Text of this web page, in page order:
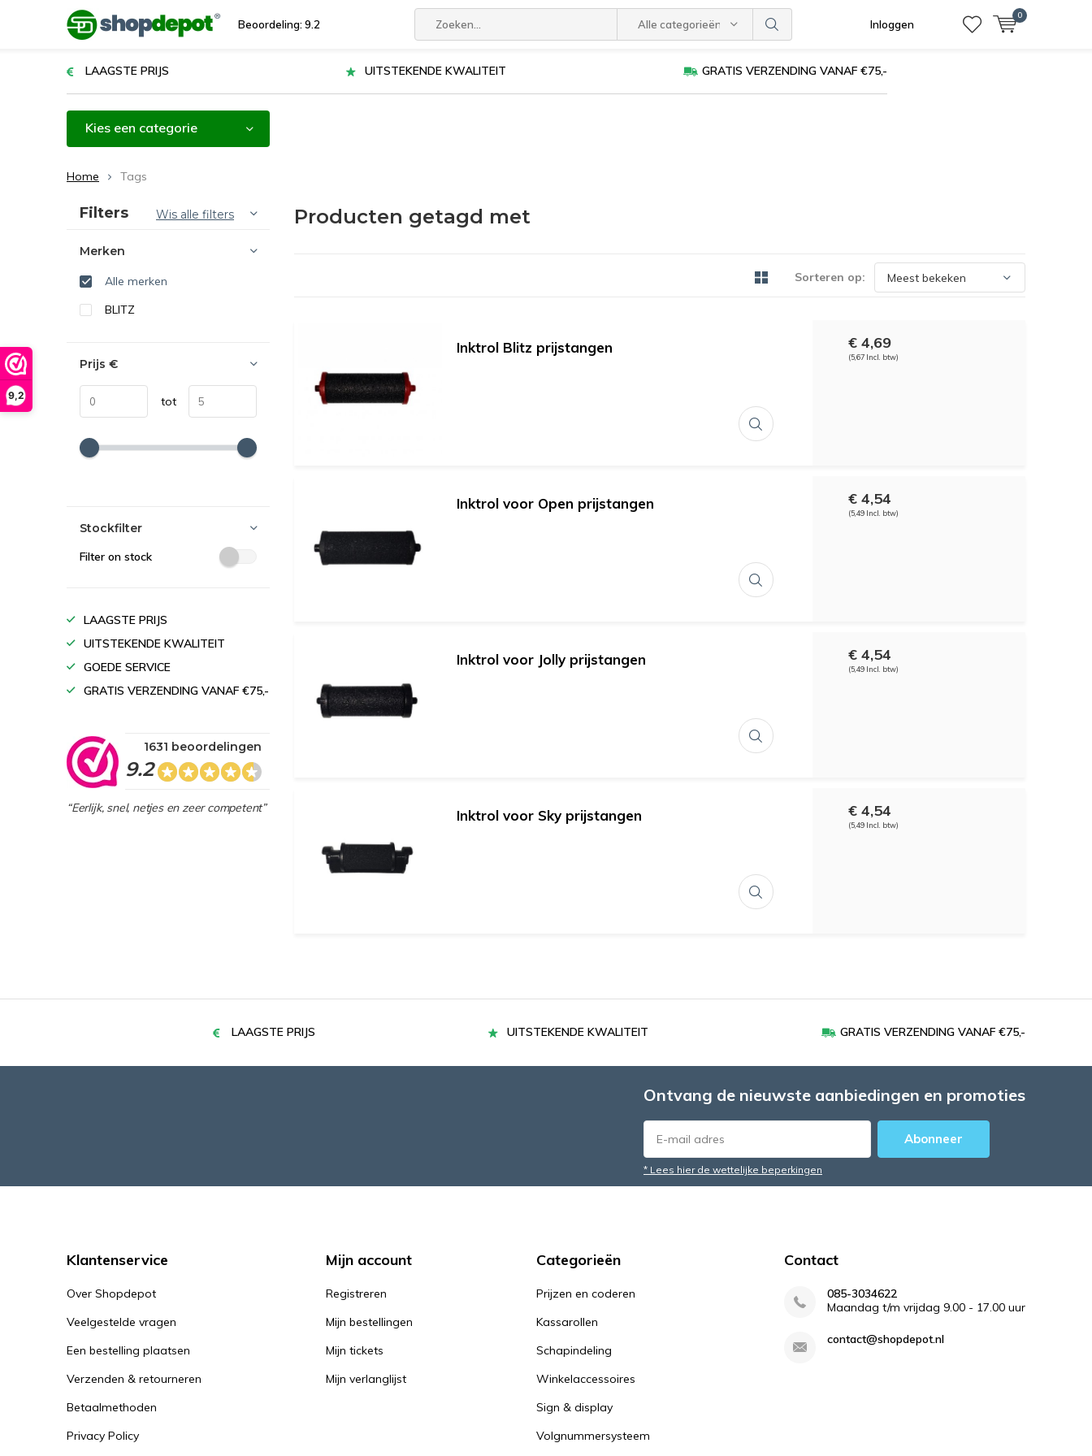
9,2
Beoordeling: 9.2 Alle categorieën Inloggen
0
LAAGSTE PRIJS UITSTEKENDE KWALITEIT GRATIS VERZENDING VANAF €75,-
Kies een categorie
Home Tags
Producten getagd met
Sorteren op:
Inktrol Blitz prijstangen € 4,69
(5,67 Incl. btw)
Inktrol voor Open prijstangen € 4,54
(5,49 Incl. btw)
Inktrol voor Jolly prijstangen € 4,54
(5,49 Incl. btw)
Inktrol voor Sky prijstangen € 4,54
(5,49 Incl. btw)
Sorteren op:
Filters Wis alle filters
Merken
Alle merken
BLITZ
Prijs €
tot
Stockfilter
Filter on stock
LAAGSTE PRIJS
UITSTEKENDE KWALITEIT
GOEDE SERVICE
GRATIS VERZENDING VANAF €75,-
9.2
1631 beoordelingen
“Eerlijk, snel, netjes en zeer competent”
LAAGSTE PRIJS UITSTEKENDE KWALITEIT GRATIS VERZENDING VANAF €75,-
Ontvang de nieuwste aanbiedingen en promoties
Abonneer
* Lees hier de wettelijke beperkingen
Klantenservice
Over Shopdepot
Veelgestelde vragen
Een bestelling plaatsen
Verzenden & retourneren
Betaalmethoden
Privacy Policy
Mijn account
Registreren
Mijn bestellingen
Mijn tickets
Mijn verlanglijst
Categorieën
Prijzen en coderen
Kassarollen
Schapindeling
Winkelaccessoires
Sign & display
Volgnummersysteem
Contact
085-3034622
Maandag t/m vrijdag 9.00 - 17.00 uur
contact@shopdepot.nl